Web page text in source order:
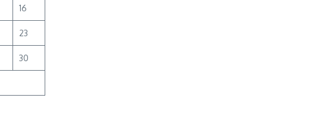
16
23
30